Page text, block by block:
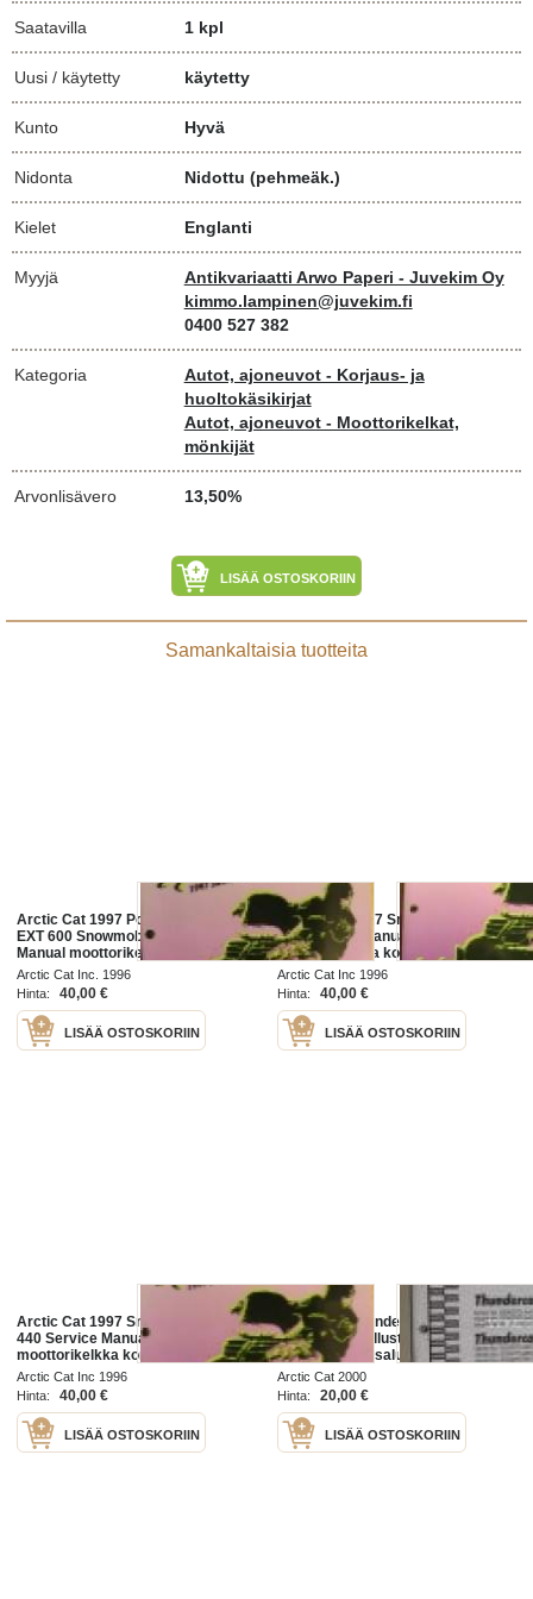
Saatavilla 1 kpl
Uusi / käytetty käytetty
Kunto Hyvä
Nidonta Nidottu (pehmeäk.)
Kielet Englanti
Myyjä
Antikvariaatti Arwo Paperi - Juvekim Oy
kimmo.lampinen@juvekim.fi
0400 527 382
Kategoria
Autot, ajoneuvot - Korjaus- ja
huoltokäsikirjat
Autot, ajoneuvot - Moottorikelkat,
mönkijät
Arvonlisävero 13,50%
LISÄÄ OSTOSKORIIN
Samankaltaisia tuotteita
Arctic Cat 1997 Powder Extreme -
EXT 600 Snowmobile Service
Manual moottorikelkka
korjaamokäsikirja.
Arctic Cat Inc. 1996
Hinta:
40,00 €
LISÄÄ OSTOSKORIIN
Arctic Cat 1997 Snowmobile ZR
440 Service Manual
moottorikelkka korjaamokäsikirja
Arctic Cat Inc 1996
Hinta:
40,00 €
LISÄÄ OSTOSKORIIN
Arctic Cat 1997 Snowmobile ZL
440 Service Manual
moottorikelkka korjaamokäsikirja
Arctic Cat Inc 1996
Hinta:
40,00 €
LISÄÄ OSTOSKORIIN
Arctic Cat Thundercat, Thundercat
Mountain Cat Illustrated part
manual -varaosaluettelo
Arctic Cat 2000
Hinta:
20,00 €
LISÄÄ OSTOSKORIIN